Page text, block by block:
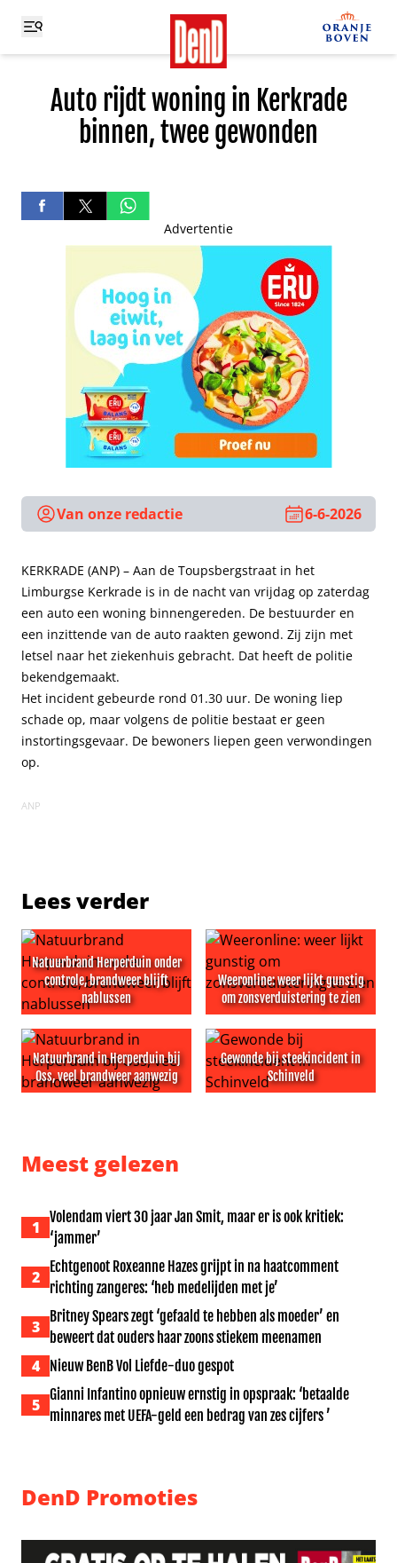
Auto rijdt woning in Kerkrade
binnen, twee gewonden
Advertentie
Van onze redactie 6-6-2026
KERKRADE (ANP) – Aan de Toupsbergstraat in het
Limburgse Kerkrade is in de nacht van vrijdag op zaterdag
een auto een woning binnengereden. De bestuurder en
een inzittende van de auto raakten gewond. Zij zijn met
letsel naar het ziekenhuis gebracht. Dat heeft de politie
bekendgemaakt.
Het incident gebeurde rond 01.30 uur. De woning liep
schade op, maar volgens de politie bestaat er geen
instortingsgevaar. De bewoners liepen geen verwondingen
op.
ANP
Lees verder
Natuurbrand Herperduin onder
controle, brandweer blijft
nablussen
Natuurbrand Herperduin onder controle, brandweer
Weeronline: weer lijkt gunstig
om zonsverduistering te zien
Weeronline: weer lijkt
Natuurbrand in Herperduin bij
Oss, veel brandweer aanwezig
Gewonde bij steekincident in
Schinveld
Meest gelezen
1
Volendam viert 30 jaar Jan Smit, maar er is ook kritiek:
‘jammer’
2
Echtgenoot Roxeanne Hazes grijpt in na haatcomment
richting zangeres: ‘heb medelijden met je’
3
Britney Spears zegt ‘gefaald te hebben als moeder’ en
beweert dat ouders haar zoons stiekem meenamen
4 Nieuw BenB Vol Liefde-duo gespot
5
Gianni Infantino opnieuw ernstig in opspraak: ‘betaalde
minnares met UEFA-geld een bedrag van zes cijfers ’
DenD Promoties